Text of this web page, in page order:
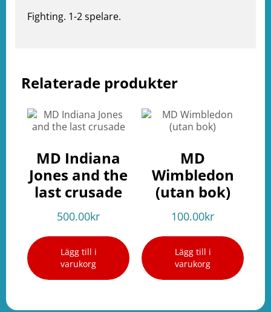
Relaterade produkter
MD Indiana
Jones and the
last crusade
500.00kr
Lägg till i
varukorg
MD
Wimbledon
(utan bok)
100.00kr
Lägg till i
varukorg
Fighting. 1-2 spelare.